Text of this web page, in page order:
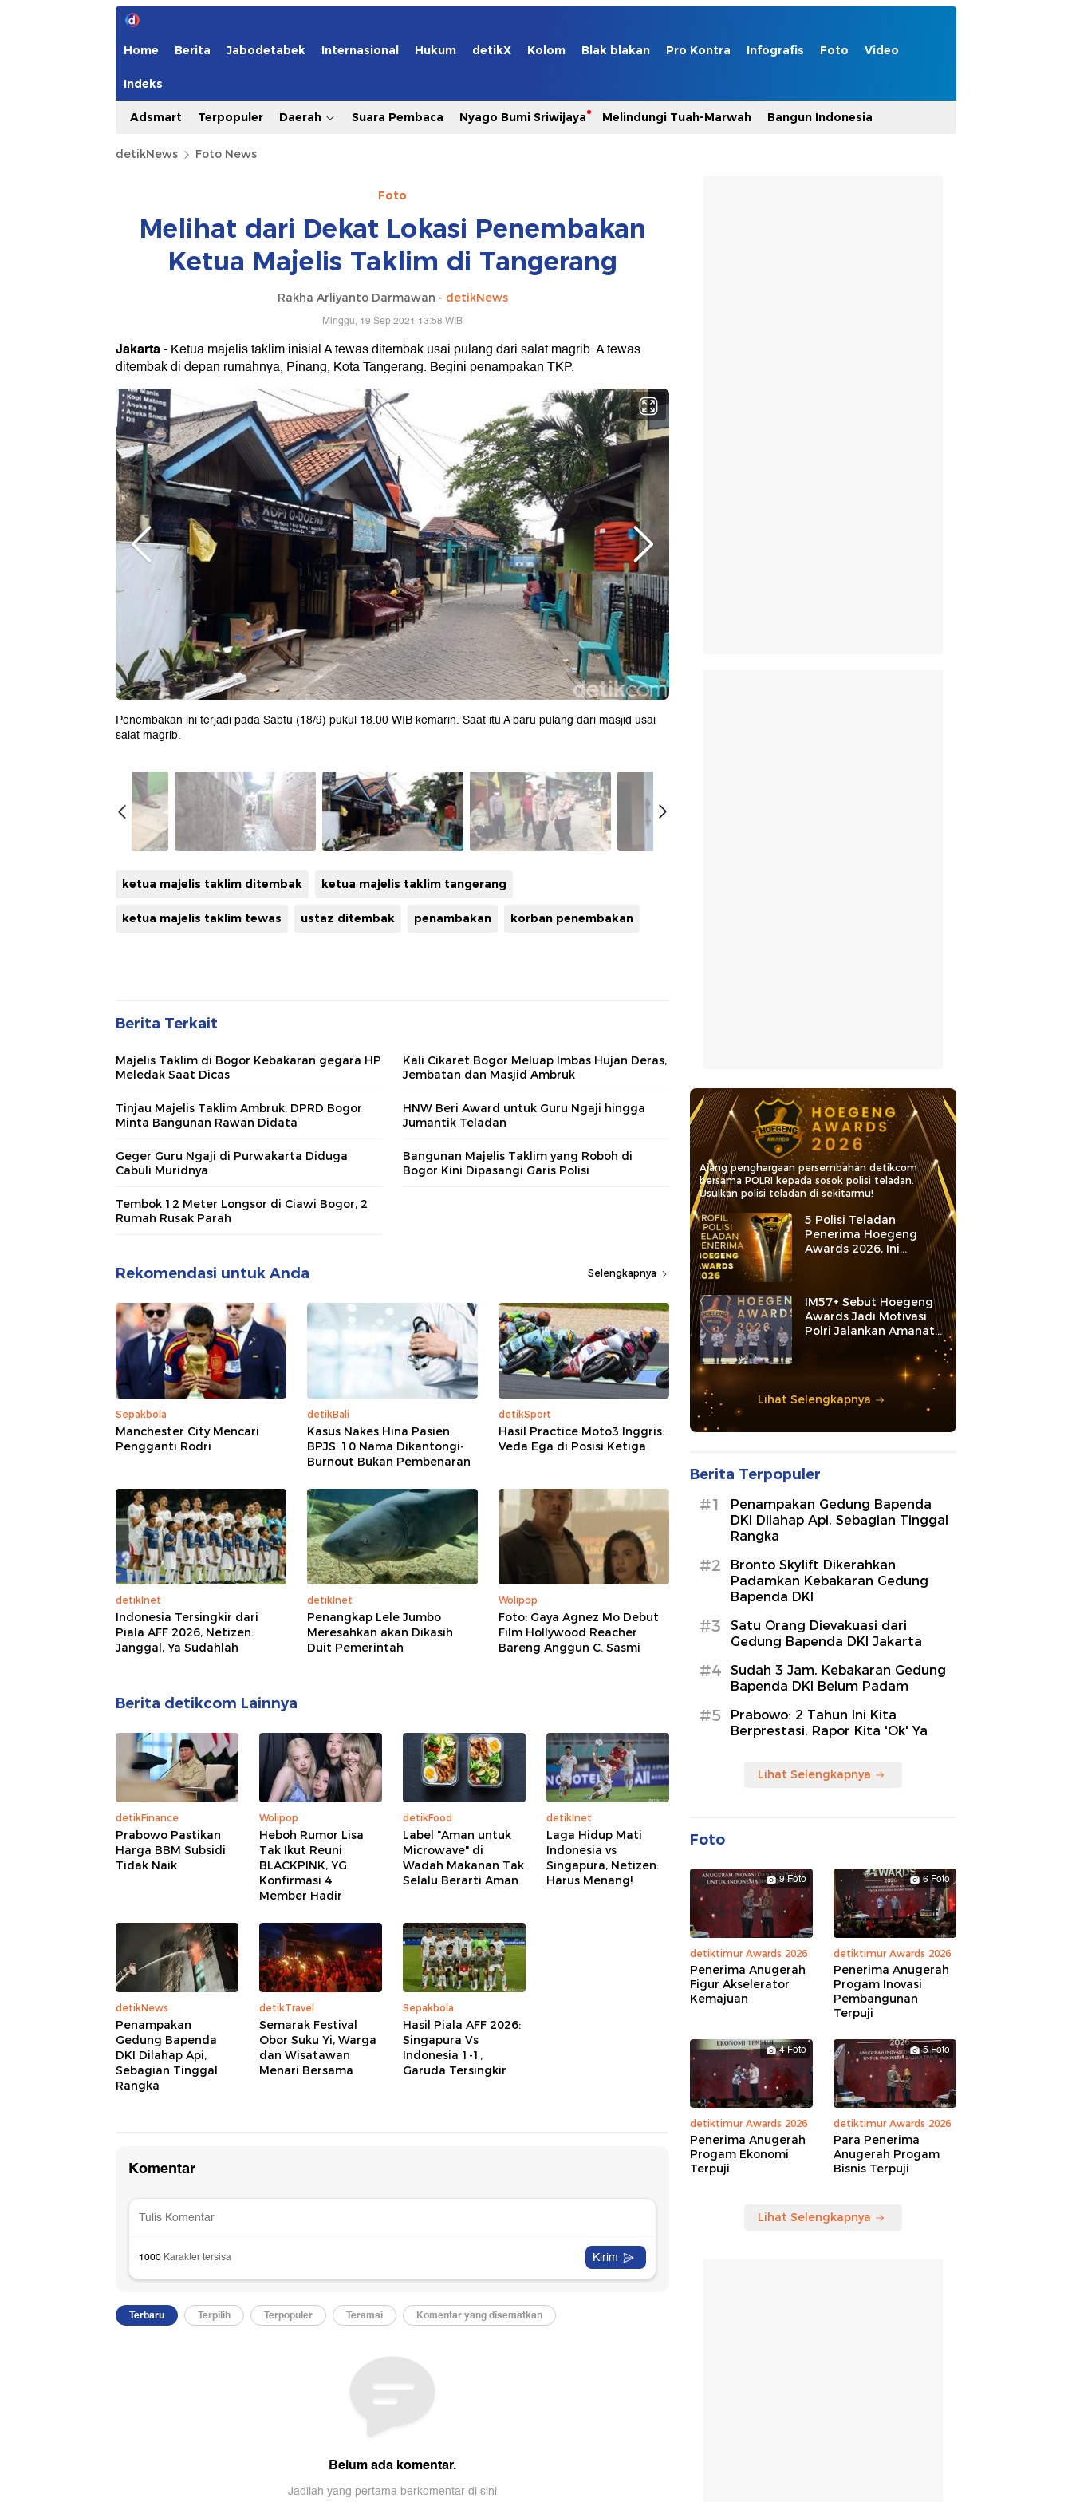
Home Berita Jabodetabek Internasional Hukum detikX Kolom Blak blakan Pro Kontra Infografis Foto Video
Indeks
Adsmart Terpopuler Daerah Suara Pembaca Nyago Bumi Sriwijaya Melindungi Tuah-Marwah Bangun Indonesia
detikNews Foto News
Foto
Melihat dari Dekat Lokasi Penembakan
Ketua Majelis Taklim di Tangerang
Rakha Arliyanto Darmawan - detikNews
Minggu, 19 Sep 2021 13:58 WIB
Jakarta- Ketua majelis taklim inisial A tewas ditembak usai pulang dari salat magrib. A tewas
ditembak di depan rumahnya, Pinang, Kota Tangerang. Begini penampakan TKP.
Penembakan ini terjadi pada Sabtu (18/9) pukul 18.00 WIB kemarin. Saat itu A baru pulang dari masjid usai
salat magrib.
ketua majelis taklim ditembak ketua majelis taklim tangerang
ketua majelis taklim tewas ustaz ditembak penambakan korban penembakan
Berita Terkait
Majelis Taklim di Bogor Kebakaran gegara HP
Meledak Saat Dicas
Kali Cikaret Bogor Meluap Imbas Hujan Deras,
Jembatan dan Masjid Ambruk
Tinjau Majelis Taklim Ambruk, DPRD Bogor
Minta Bangunan Rawan Didata
HNW Beri Award untuk Guru Ngaji hingga
Jumantik Teladan
Geger Guru Ngaji di Purwakarta Diduga
Cabuli Muridnya
Bangunan Majelis Taklim yang Roboh di
Bogor Kini Dipasangi Garis Polisi
Tembok 12 Meter Longsor di Ciawi Bogor, 2
Rumah Rusak Parah
Rekomendasi untuk Anda Selengkapnya
Sepakbola
Manchester City Mencari
Pengganti Rodri
detikBali
Kasus Nakes Hina Pasien
BPJS: 10 Nama Dikantongi-
Burnout Bukan Pembenaran
detikSport
Hasil Practice Moto3 Inggris:
Veda Ega di Posisi Ketiga
detikInet
Indonesia Tersingkir dari
Piala AFF 2026, Netizen:
Janggal, Ya Sudahlah
detikInet
Penangkap Lele Jumbo
Meresahkan akan Dikasih
Duit Pemerintah
Wolipop
Foto: Gaya Agnez Mo Debut
Film Hollywood Reacher
Bareng Anggun C. Sasmi
Berita detikcom Lainnya
detikFinance
Prabowo Pastikan
Harga BBM Subsidi
Tidak Naik
Wolipop
Heboh Rumor Lisa
Tak Ikut Reuni
BLACKPINK, YG
Konfirmasi 4
Member Hadir
detikFood
Label "Aman untuk
Microwave" di
Wadah Makanan Tak
Selalu Berarti Aman
detikInet
Laga Hidup Mati
Indonesia vs
Singapura, Netizen:
Harus Menang!
detikNews
Penampakan
Gedung Bapenda
DKI Dilahap Api,
Sebagian Tinggal
Rangka
detikTravel
Semarak Festival
Obor Suku Yi, Warga
dan Wisatawan
Menari Bersama
Sepakbola
Hasil Piala AFF 2026:
Singapura Vs
Indonesia 1-1,
Garuda Tersingkir
Ajang penghargaan persembahan detikcom
bersama POLRI kepada sosok polisi teladan.
Usulkan polisi teladan di sekitarmu!
5 Polisi Teladan
Penerima Hoegeng
Awards 2026, Ini
Kategori dan Kiprahnya
IM57+ Sebut Hoegeng
Awards Jadi Motivasi
Polri Jalankan Amanat
Lihat Selengkapnya
Berita Terpopuler
#1
Penampakan Gedung Bapenda
DKI Dilahap Api, Sebagian Tinggal
Rangka
#2
Bronto Skylift Dikerahkan
Padamkan Kebakaran Gedung
Bapenda DKI
#3
Satu Orang Dievakuasi dari
Gedung Bapenda DKI Jakarta
#4
Sudah 3 Jam, Kebakaran Gedung
Bapenda DKI Belum Padam
#5
Prabowo: 2 Tahun Ini Kita
Berprestasi, Rapor Kita 'Ok' Ya
Lihat Selengkapnya
Foto
9 Foto
detiktimur Awards 2026
Penerima Anugerah
Figur Akselerator
Kemajuan
6 Foto
detiktimur Awards 2026
Penerima Anugerah
Progam Inovasi
Pembangunan
Terpuji
4 Foto
detiktimur Awards 2026
Penerima Anugerah
Progam Ekonomi
Terpuji
5 Foto
detiktimur Awards 2026
Para Penerima
Anugerah Progam
Bisnis Terpuji
Lihat Selengkapnya